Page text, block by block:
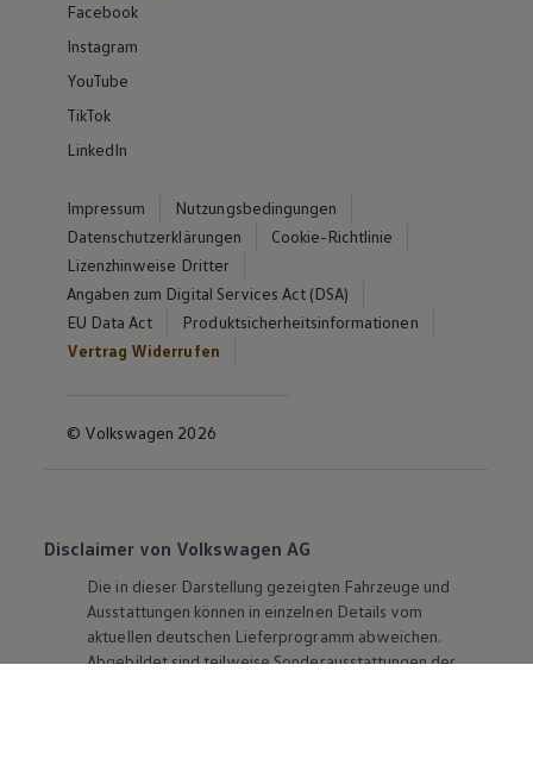
Facebook
Instagram
YouTube
TikTok
LinkedIn
Impressum
Nutzungsbedingungen
Datenschutzerklärungen
Cookie-Richtlinie
Lizenzhinweise Dritter
Angaben zum Digital Services Act (DSA)
EU Data Act
Produktsicherheitsinformationen
Vertrag Widerrufen
© Volkswagen 2026
Disclaimer von Volkswagen AG
Die in dieser Darstellung gezeigten Fahrzeuge und
Ausstattungen können in einzelnen Details vom
aktuellen deutschen Lieferprogramm abweichen.
Abgebildet sind teilweise Sonderausstattungen der